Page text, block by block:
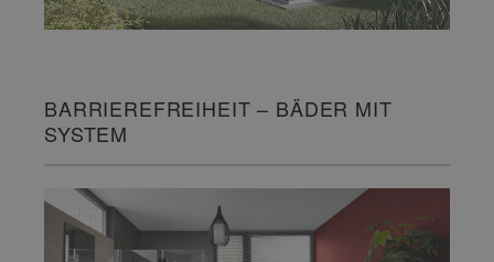
BARRIEREFREIHEIT – BÄDER MIT
SYSTEM